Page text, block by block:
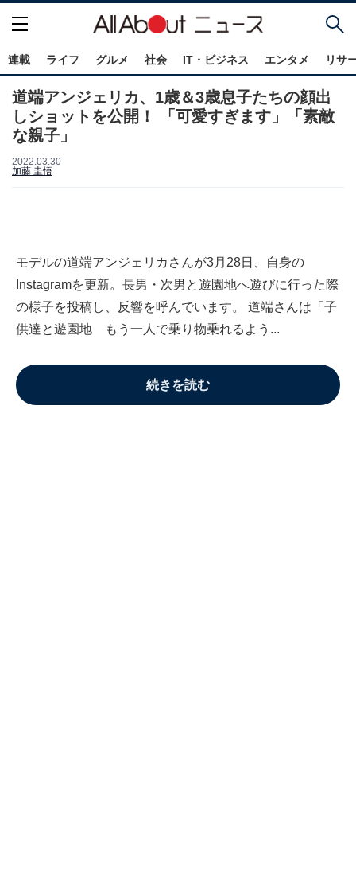
連載 ライフ グルメ 社会 IT・ビジネス エンタメ リサ
道端アンジェリカ、1歳＆3歳息子たちの顔出
しショットを公開！ 「可愛すぎます」「素敵
な親子」
2022.03.30
加藤 圭悟
モデルの道端アンジェリカさんが3月28日、自身の
Instagramを更新。長男・次男と遊園地へ遊びに行った際
の様子を投稿し、反響を呼んでいます。 道端さんは「子
供達と遊園地 もう一人で乗り物乗れるよう...
続きを読む